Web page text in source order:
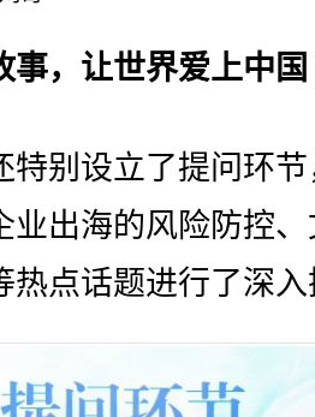
事，让世界爱上中国
别设立了提问环节
业出海的风险防控
热点话题进行了深